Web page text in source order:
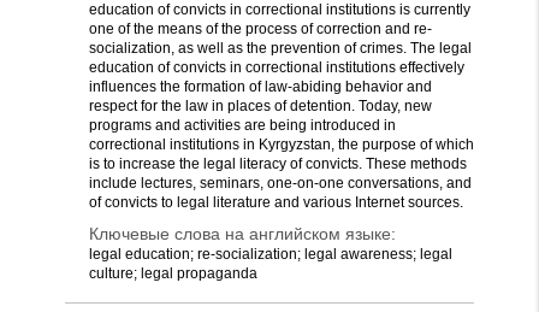
education of convicts in correctional institutions is currently
one of the means of the process of correction and re-
socialization, as well as the prevention of crimes. The legal
education of convicts in correctional institutions effectively
influences the formation of law-abiding behavior and
respect for the law in places of detention. Today, new
programs and activities are being introduced in
correctional institutions in Kyrgyzstan, the purpose of which
is to increase the legal literacy of convicts. These methods
include lectures, seminars, one-on-one conversations, and
of convicts to legal literature and various Internet sources.
Ключевые слова на английском языке:
legal education; re-socialization; legal awareness; legal
culture; legal propaganda